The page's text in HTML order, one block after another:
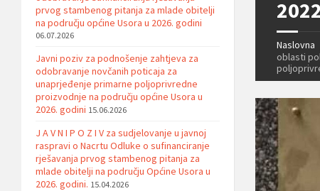
Naslovna
oblasti
prvog stambenog pitanja za mlade obitelji
na području općine Usora u 2026. godini
06.07.2026
Javni poziv za podnošenje zahtjeva za
odobravanje novčanih poticaja za
unaprjeđenje primarne poljoprivredne
proizvodnje na području općine Usora u
2026. godini 15.06.2026
J A V N I P O Z I V za sudjelovanje u javnoj
raspravi o Nacrtu Odluke o sufinanciranje
rješavanja prvog stambenog pitanja za
mlade obitelji na području Općine Usora u
2026. godini. 15.04.2026